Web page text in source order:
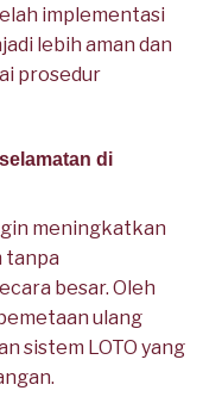
implementasi
lebih aman dan
prosedur
di
meningkatkan
tanpa
besar. Oleh
ulang
sistem LOTO yang